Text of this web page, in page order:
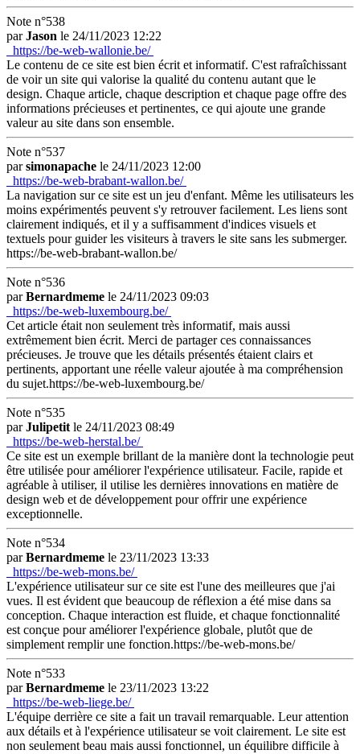
Note n°538
parJason le 24/11/2023 12:22
https://be-web-wallonie.be/
Le contenu de ce site est bien écrit et informatif. C'est rafraîchissant
de voir un site qui valorise la qualité du contenu autant que le
design. Chaque article, chaque description et chaque page offre des
informations précieuses et pertinentes, ce qui ajoute une grande
valeur au site dans son ensemble.
Note n°537
parsimonapache le 24/11/2023 12:00
https://be-web-brabant-wallon.be/
La navigation sur ce site est un jeu d'enfant. Même les utilisateurs les
moins expérimentés peuvent s'y retrouver facilement. Les liens sont
clairement indiqués, et il y a suffisamment d'indices visuels et
textuels pour guider les visiteurs à travers le site sans les submerger.
https://be-web-brabant-wallon.be/
Note n°536
parBernardmeme le 24/11/2023 09:03
https://be-web-luxembourg.be/
Cet article était non seulement très informatif, mais aussi
extrêmement bien écrit. Merci de partager ces connaissances
précieuses. Je trouve que les détails présentés étaient clairs et
pertinents, apportant une réelle valeur ajoutée à ma compréhension
du sujet.https://be-web-luxembourg.be/
Note n°535
parJulipetit le 24/11/2023 08:49
https://be-web-herstal.be/
Ce site est un exemple brillant de la manière dont la technologie peut
être utilisée pour améliorer l'expérience utilisateur. Facile, rapide et
agréable à utiliser, il utilise les dernières innovations en matière de
design web et de développement pour offrir une expérience
exceptionnelle.
Note n°534
parBernardmeme le 23/11/2023 13:33
https://be-web-mons.be/
L'expérience utilisateur sur ce site est l'une des meilleures que j'ai
vues. Il est évident que beaucoup de réflexion a été mise dans sa
conception. Chaque interaction est fluide, et chaque fonctionnalité
est conçue pour améliorer l'expérience globale, plutôt que de
simplement remplir une fonction.https://be-web-mons.be/
Note n°533
parBernardmeme le 23/11/2023 13:22
https://be-web-liege.be/
L'équipe derrière ce site a fait un travail remarquable. Leur attention
aux détails et à l'expérience utilisateur se voit clairement. Le site est
non seulement beau mais aussi fonctionnel, un équilibre difficile à